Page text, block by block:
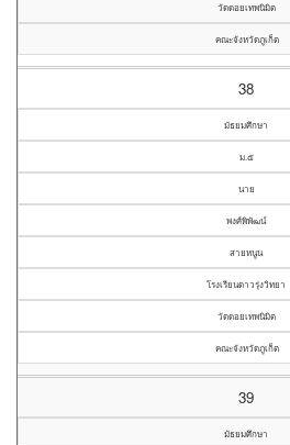
วัดดอยเทพนิมิต
คณะจังหวัดภูเก็ต
38
มัธยมศึกษา
ม.๕
นาย
พงศ์พิพัฒน์
สายหนูน
โรงเรียนดาวรุ่งวิทยา
วัดดอยเทพนิมิต
คณะจังหวัดภูเก็ต
39
มัธยมศึกษา